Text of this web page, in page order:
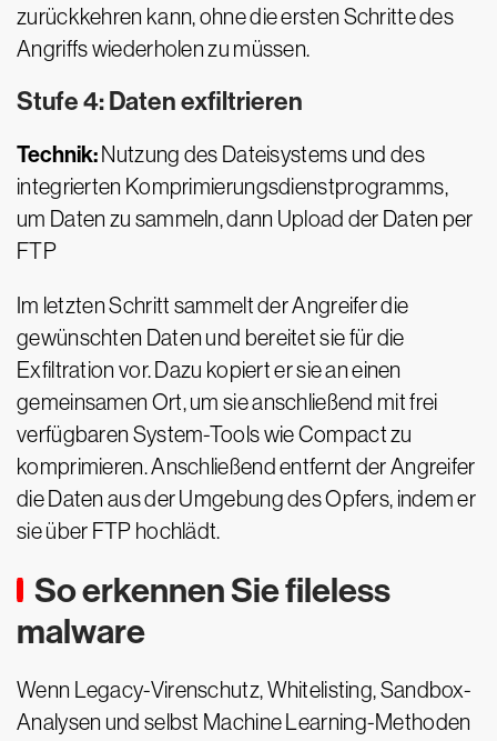
zurückkehren kann, ohne die ersten Schritte des
Angriffs wiederholen zu müssen.
Stufe 4: Daten exfiltrieren
Technik: Nutzung des Dateisystems und des
integrierten Komprimierungsdienstprogramms,
um Daten zu sammeln, dann Upload der Daten per
FTP
Im letzten Schritt sammelt der Angreifer die
gewünschten Daten und bereitet sie für die
Exfiltration vor. Dazu kopiert er sie an einen
gemeinsamen Ort, um sie anschließend mit frei
verfügbaren System-Tools wie Compact zu
komprimieren. Anschließend entfernt der Angreifer
die Daten aus der Umgebung des Opfers, indem er
sie über FTP hochlädt.
So erkennen Sie fileless
malware
Wenn Legacy-Virenschutz, Whitelisting, Sandbox-
Analysen und selbst Machine Learning-Methoden